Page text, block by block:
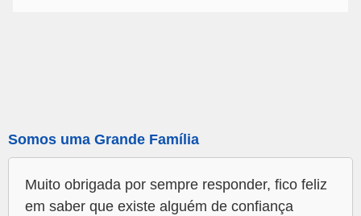
Somos uma Grande Família
Muito obrigada por sempre responder, fico feliz
em saber que existe alguém de confiança